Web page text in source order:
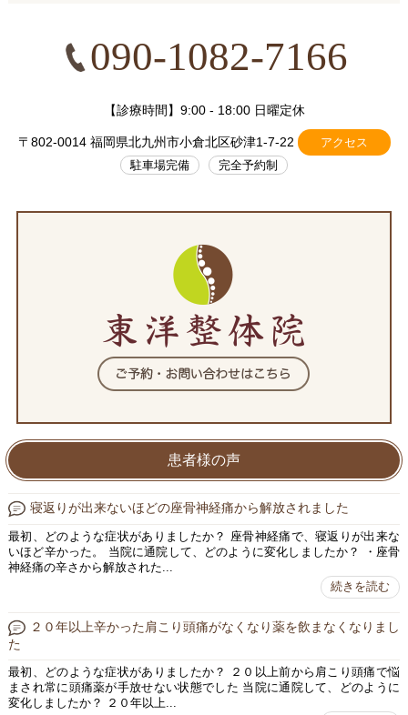
090-1082-7166
【診療時間】9:00 - 18:00 日曜定休
〒802-0014 福岡県北九州市小倉北区砂津1-7-22
アクセス
駐車場完備
完全予約制
患者様の声
寝返りが出来ないほどの座骨神経痛から解放されました
最初、どのような症状がありましたか？ 座骨神経痛で、寝返りが出来な
いほど辛かった。 当院に通院して、どのように変化しましたか？ ・座骨
神経痛の辛さから解放された...
続きを読む
２０年以上辛かった肩こり頭痛がなくなり薬を飲まなくなりまし
た
最初、どのような症状がありましたか？ ２０以上前から肩こり頭痛で悩
まされ常に頭痛薬が手放せない状態でした 当院に通院して、どのように
変化しましたか？ ２０年以上...